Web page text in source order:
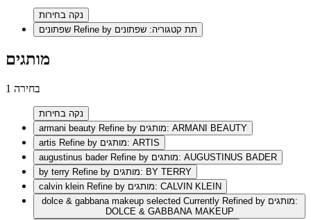
נקה בחירות
Refine by תת קטגוריה: שפתונים
מותגים
1 בחירה
נקה בחירות
armani beauty
Refine by מותגים: ARMANI BEAUTY
artis
Refine by מותגים: ARTIS
augustinus bader
Refine by מותגים: AUGUSTINUS BADER
by terry
Refine by מותגים: BY TERRY
calvin klein
Refine by מותגים: CALVIN KLEIN
dolce & gabbana makeup selected Currently Refined by מותגים:
DOLCE & GABBANA MAKEUP